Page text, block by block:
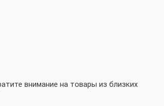
внимание на товары из близких